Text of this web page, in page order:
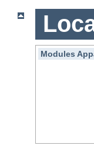
Modules